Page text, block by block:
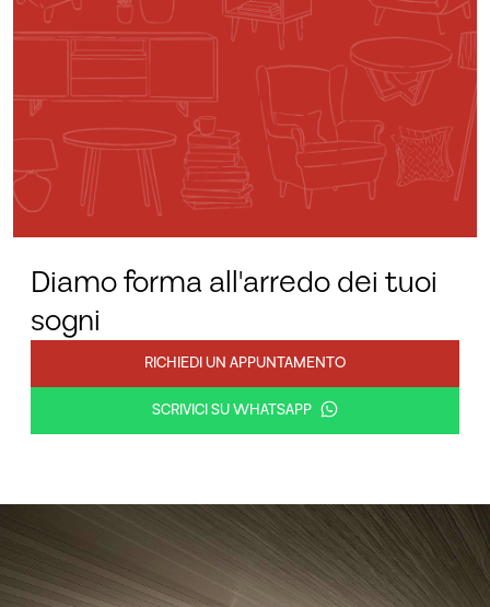
Diamo forma all'arredo dei tuoi
sogni
RICHIEDI UN APPUNTAMENTO
SCRIVICI SU WHATSAPP